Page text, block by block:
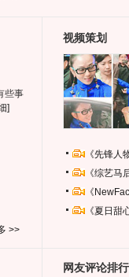
些事
]
>>
视频策划
《先锋
《综艺
《
《夏日
网友评论排行